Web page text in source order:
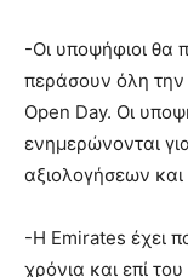
-Οι υποψήφιοι θα
περάσουν όλη
Open Day. Οι
ενημερώνονται
αξιολογήσεων
-Η Emirates έχει
χρόνια και επί